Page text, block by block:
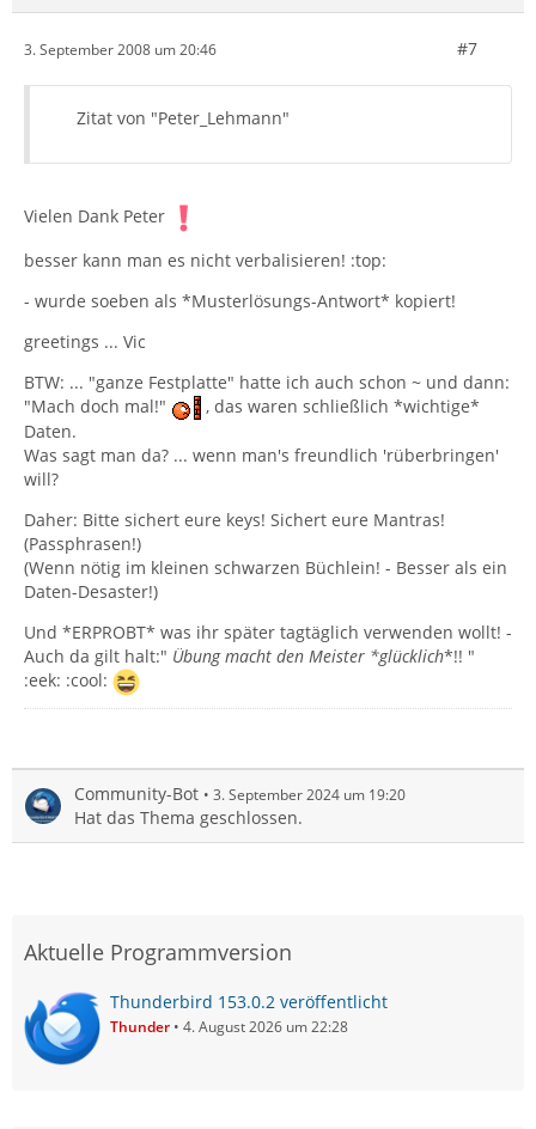
3. September 2008 um 20:46 #7
Zitat von "Peter_Lehmann"
Vielen Dank Peter
besser kann man es nicht verbalisieren! :top:
- wurde soeben als *Musterlösungs-Antwort* kopiert!
greetings ... Vic
BTW: ... "ganze Festplatte" hatte ich auch schon ~ und dann:
"Mach doch mal!"
, das waren schließlich *wichtige*
Daten.
Was sagt man da? ... wenn man's freundlich 'rüberbringen'
will?
Daher: Bitte sichert eure keys! Sichert eure Mantras!
(Passphrasen!)
(Wenn nötig im kleinen schwarzen Büchlein! - Besser als ein
Daten-Desaster!)
Und *ERPROBT* was ihr später tagtäglich verwenden wollt! -
Auch da gilt halt:" Übung macht den Meister *glücklich*!! "
:eek: :cool:
Community-Bot 3. September 2024 um 19:20
Hat das Thema geschlossen.
Aktuelle Programmversion
Thunderbird 153.0.2 veröffentlicht
Thunder 4. August 2026 um 22:28